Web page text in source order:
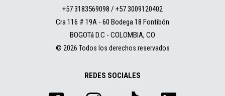
+57 3183569098 / +57 3009120402
Cra 116 # 19A - 60 Bodega 18 Fontibón
BOGOTá D.C - COLOMBIA, CO
© 2026 Todos los derechos reservados
REDES SOCIALES